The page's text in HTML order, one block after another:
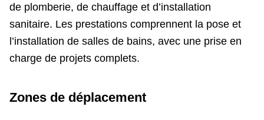
de plomberie, de chauffage et d’installation
sanitaire. Les prestations comprennent la pose et
l’installation de salles de bains, avec une prise en
charge de projets complets.
Zones de déplacement